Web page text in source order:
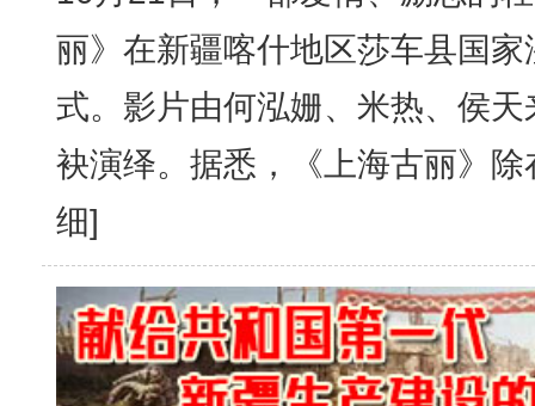
丽》在新疆喀什地区莎车县国
式。影片由何泓姗、米热、侯
袂演绎。据悉，《上海古丽》
细]